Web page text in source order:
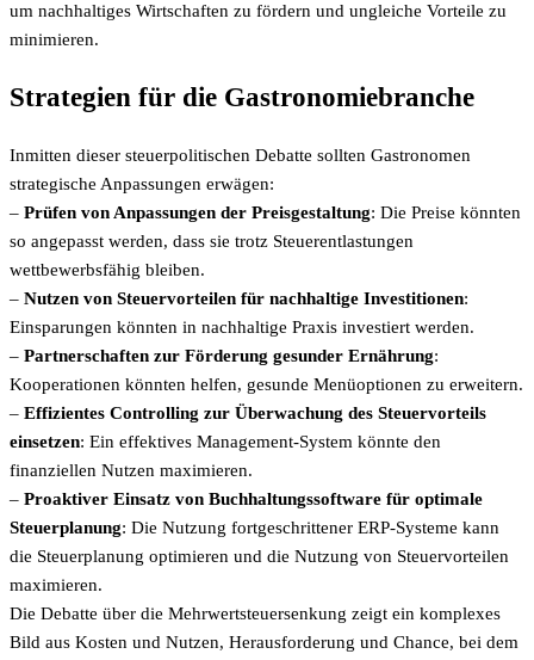
um nachhaltiges Wirtschaften zu fördern und ungleiche Vorteile zu
minimieren.
Strategien für die Gastronomiebranche
Inmitten dieser steuerpolitischen Debatte sollten Gastronomen
strategische Anpassungen erwägen:
– Prüfen von Anpassungen der Preisgestaltung: Die Preise könnten
so angepasst werden, dass sie trotz Steuerentlastungen
wettbewerbsfähig bleiben.
– Nutzen von Steuervorteilen für nachhaltige Investitionen:
Einsparungen könnten in nachhaltige Praxis investiert werden.
– Partnerschaften zur Förderung gesunder Ernährung:
Kooperationen könnten helfen, gesunde Menüoptionen zu erweitern.
– Effizientes Controlling zur Überwachung des Steuervorteils
einsetzen: Ein effektives Management-System könnte den
finanziellen Nutzen maximieren.
– Proaktiver Einsatz von Buchhaltungssoftware für optimale
Steuerplanung: Die Nutzung fortgeschrittener ERP-Systeme kann
die Steuerplanung optimieren und die Nutzung von Steuervorteilen
maximieren.
Die Debatte über die Mehrwertsteuersenkung zeigt ein komplexes
Bild aus Kosten und Nutzen, Herausforderung und Chance, bei dem